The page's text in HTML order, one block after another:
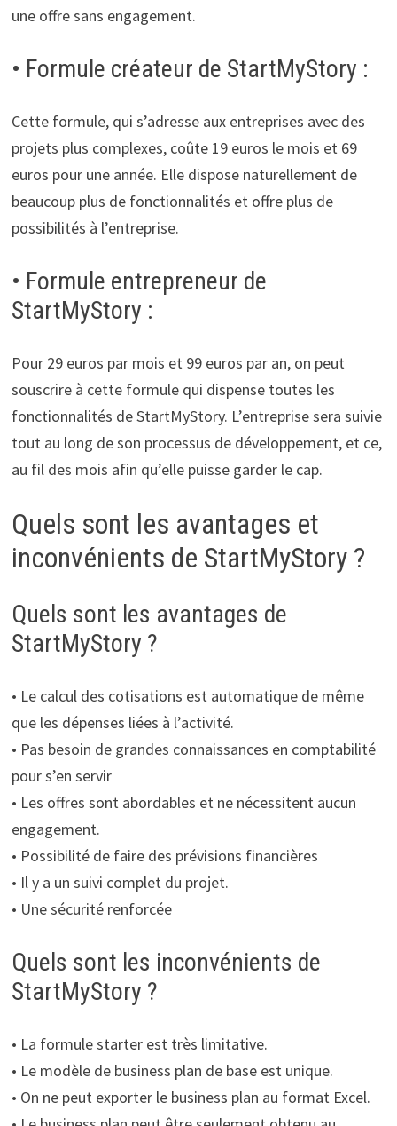
une offre sans engagement.
• Formule créateur de StartMyStory :
Cette formule, qui s’adresse aux entreprises avec des
projets plus complexes, coûte 19 euros le mois et 69
euros pour une année. Elle dispose naturellement de
beaucoup plus de fonctionnalités et offre plus de
possibilités à l’entreprise.
• Formule entrepreneur de
StartMyStory :
Pour 29 euros par mois et 99 euros par an, on peut
souscrire à cette formule qui dispense toutes les
fonctionnalités de StartMyStory. L’entreprise sera suivie
tout au long de son processus de développement, et ce,
au fil des mois afin qu’elle puisse garder le cap.
Quels sont les avantages et
inconvénients de StartMyStory ?
Quels sont les avantages de
StartMyStory ?
• Le calcul des cotisations est automatique de même
que les dépenses liées à l’activité.
• Pas besoin de grandes connaissances en comptabilité
pour s’en servir
• Les offres sont abordables et ne nécessitent aucun
engagement.
• Possibilité de faire des prévisions financières
• Il y a un suivi complet du projet.
• Une sécurité renforcée
Quels sont les inconvénients de
StartMyStory ?
• La formule starter est très limitative.
• Le modèle de business plan de base est unique.
• On ne peut exporter le business plan au format Excel.